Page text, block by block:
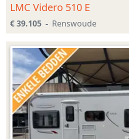
LMC Videro 510 E
€ 39.105 Renswoude